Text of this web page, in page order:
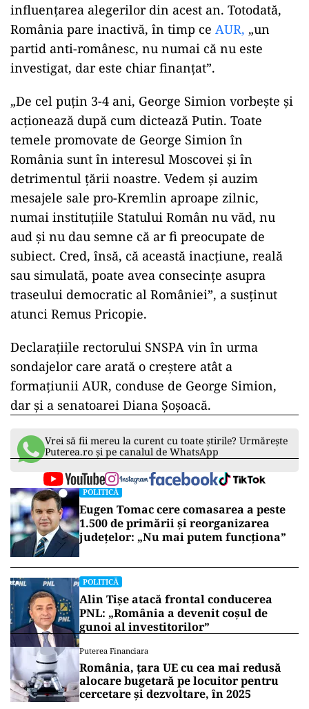
influenţarea alegerilor din acest an. Totodată,
România pare inactivă, în timp ce AUR, „un
partid anti-românesc, nu numai că nu este
investigat, dar este chiar finanțat”.
„De cel puțin 3-4 ani, George Simion vorbește și
acționează după cum dictează Putin. Toate
temele promovate de George Simion în
România sunt în interesul Moscovei și în
detrimentul țării noastre. Vedem și auzim
mesajele sale pro-Kremlin aproape zilnic,
numai instituțiile Statului Român nu văd, nu
aud și nu dau semne că ar fi preocupate de
subiect. Cred, însă, că această inacțiune, reală
sau simulată, poate avea consecințe asupra
traseului democratic al României”, a susținut
atunci Remus Pricopie.
Declarațiile rectorului SNSPA vin în urma
sondajelor care arată o creștere atât a
formațiunii AUR, conduse de George Simion,
dar și a senatoarei Diana Șoșoacă.
Vrei să fii mereu la curent cu toate știrile? Urmărește
Puterea.ro și pe canalul de WhatsApp
POLITICĂ
Eugen Tomac cere comasarea a peste
1.500 de primării și reorganizarea
județelor: „Nu mai putem funcționa”
POLITICĂ
Alin Tișe atacă frontal conducerea
PNL: „România a devenit coșul de
gunoi al investitorilor”
Puterea Financiara
România, țara UE cu cea mai redusă
alocare bugetară pe locuitor pentru
cercetare și dezvoltare, în 2025